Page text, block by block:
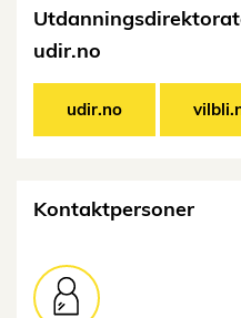
udir.no
udir.no
Kontaktpersoner